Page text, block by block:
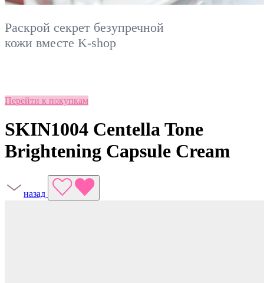
Раскрой секрет безупречной
кожи вместе K-shop
Перейти к покупкам
SKIN1004 Centella Tone
Brightening Capsule Cream
назад